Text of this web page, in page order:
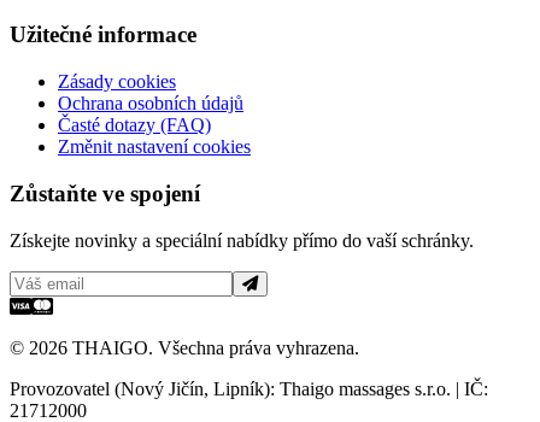
Užitečné informace
Zásady cookies
Ochrana osobních údajů
Časté dotazy (FAQ)
Změnit nastavení cookies
Zůstaňte ve spojení
Získejte novinky a speciální nabídky přímo do vaší schránky.
© 2026 THAIGO. Všechna práva vyhrazena.
Provozovatel (Nový Jičín, Lipník): Thaigo massages s.r.o. | IČ:
21712000